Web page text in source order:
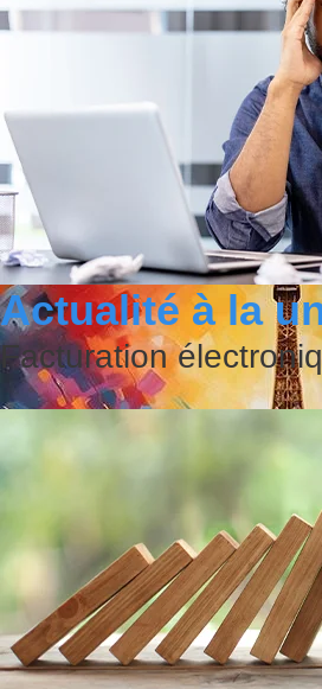
JO 2024 : comment,
Actualité à la
Facturation